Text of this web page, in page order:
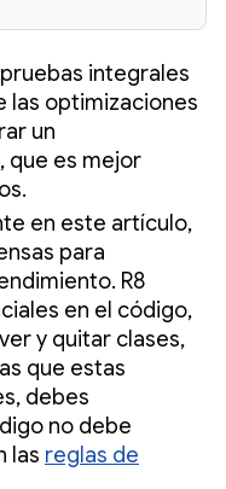
integrales
las optimizaciones
un
que es mejor
en este artículo,
para
R8
en el código,
y quitar clases,
que estas
debes
no debe
las reglas de